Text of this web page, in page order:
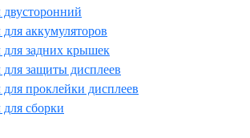
двусторонний
аккумуляторов
для задних крышек
для защиты дисплеев
для проклейки дисплеев
для сборки